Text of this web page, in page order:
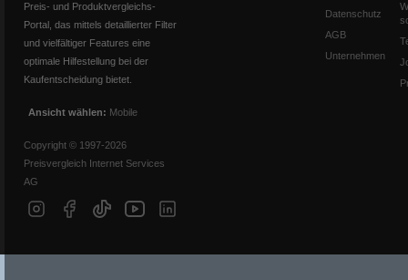
Preis- und Produktvergleichs-
Portal, das mittels detaillierter Filter
und vielfältiger Features eine
optimale Hilfestellung bei der
Kaufentscheidung bietet.
Ansicht wählen: Mobile
Copyright © 1997-2026
Preisvergleich Internet Services
AG
Datenschutz
AGB
Unternehmen